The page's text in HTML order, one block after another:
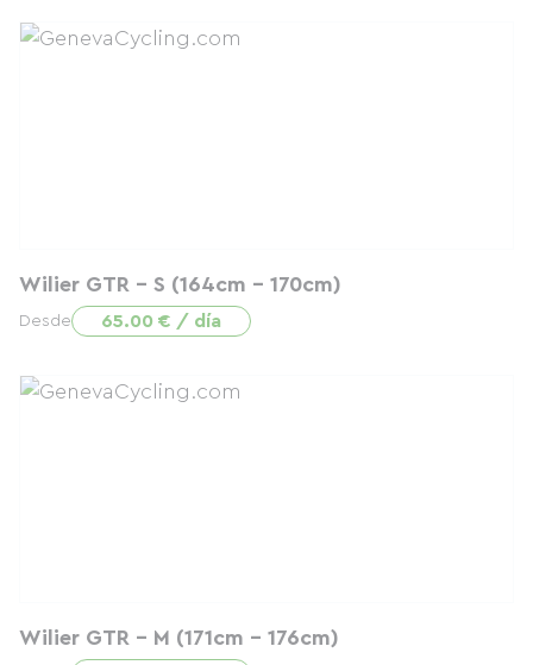
Wilier GTR - S (164cm - 170cm)
Desde 65.00 € / día
Wilier GTR - M (171cm - 176cm)